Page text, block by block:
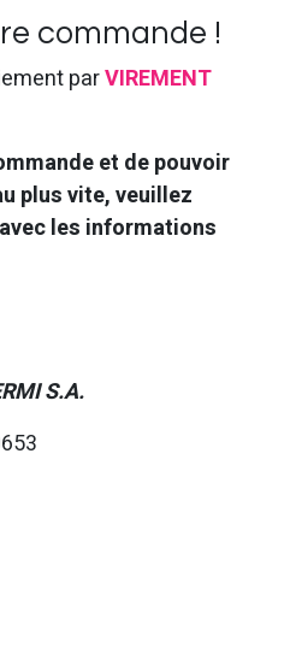
commande !
parVIREMENT
et de pouvoir
plus vite, veuillez
les informations
S.A.